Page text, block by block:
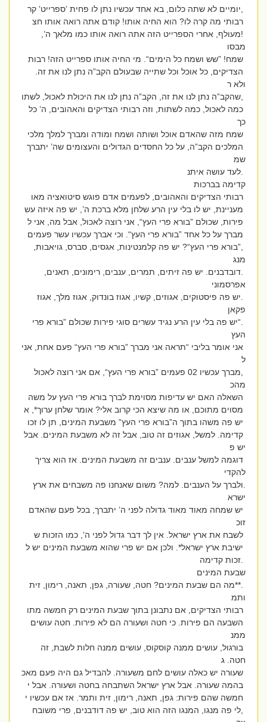
,יומיים לא שתה כלום, בא אחד עכשיו נתן לו פחית ’ספרייט’ קר
רבותי מה קרה לו? הוא החיה אותו! קודם אתה רואה אותו חצ
!מעולף, אחרי הספרייט הזה אתה רואה אותו כמו מלאך ה’,
מבסו
שמח! ”שש ושמח כל הימים“. מי החיה אותו ספרייט הזה! רבות
הצדיקים, כל אוכל וכל שתייה שבעולם הקב”ה נתן לנו את זה.
ולא ר
,שהקב”ה נתן לנו את זה, הקב”ה נתן לנו את היכולת לאכול, לשתו
כמה לאכול, כמה לשתות, וזה רבותי הצדיקים והאהובים, ה’ כל
שמח מזה שהאדם אוכל ושותה ושמח ומודה ומברך למלך מלכי
המלכים הקב”ה, על כל החסדים הגדולים והעצומים שה’ יתברך
שמ
.לעד עושה איתנ
קדימה בברכות
רבותי הצדיקים והאהובים, לפעמים אדם פוגש סיטואציה מאו
מעניינת, יש לו בלי עין הרע שלחן מלא ברכת ה’, יש פה איזה עש
פירות, שכולם ”בורא פרי העץ“, אני רוצה לאכול, אבל מה, אני ל
מברך על כל אחד ”בורא פרי העץ“. וכי אברך עכשיו עשר פעמים
,”בורא פרי העץ“? יש פה קלמנטינות, אגסים, סברס, גויאבות,
מנג
.דובדבנים. יש פה זיתים, תמרים, ענבים, רימונים, תאנים,
אפרסמוני
.יש פה פיסטוקים, אגוזים, קשיו, אגוז בונדוק, אגוז מלך, אגוז
פקאן
.“יש פה בלי עין הרע נגיד עשרים סוגי פירות שכולם ”בורא פרי
העץ
אני אומר בליבי “תראה אני מברך ”בורא פרי העץ“ פעם אחת, אני
,מברך עכשיו 02 פעמים ”בורא פרי העץ“, אם אני רוצה לאכול
מהכ
השאלה האם יש עדיפות מסוימת לברך בורא פרי העץ על משה
מסוים מתוכם, או מה שיצא הכי קרוב אלי? אומר שלחן ערוך*, א
יש פה משהו בתוך ה”בורא פרי העץ” משבעת המינים, תן לו זכו
קדימה. למשל, אגוזים זה טוב, אבל זה לא משבעת המינים. אבל
יש פ
דוגמה למשל ענבים. ענבים זה משבעת המינים. אז הוא צריך
להקדי
.ולברך על הענבים. למה? משום שאנחנו פה משבחים את ארץ
ישרא
יש שמחה מאוד מאוד גדולה לפני ה’ יתברך, בכל פעם שהאדם
זוכ
לשבח את ארץ ישראל. אין לך דבר גדול לפני ה’, כמו הזכות ש
ישיבת ארץ ישראל*. ולכן אם יש פרי שהוא משבעת המינים יש ל
.זכות קדימה
שבעת המינים
.**מה הם שבעת המינים? חטה, שעורה, גפן, תאנה, רימון, זית
ותמ
רבותי הצדיקים, אם נתבונן בתוך שבעת המינים רק חמשה מתו
השבעה הם פירות. כי חטה ושעורה הם לא פירות. חטה עושים
ממנ
בורגול, עושים ממנה קוסקוס, עושים ממנה חלות לשבת, זה
חטה. ג
שעורה יש כאלה עושים לחם משעורה. להבדיל גם היה פעם מאכ
בהמה שעורה. אבל ארץ ישראל השתבחה בחטה ושעורה. אבל י
חמשה שהם פירות: גפן, תאנה, רימון, זית ותמר. אז אם עכשיו י
,לי פה מנגו, המנגו הזה הוא טוב, יש פה דודבנים, פרי משובח